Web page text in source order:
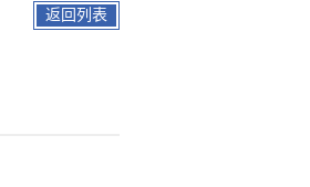
返回列表